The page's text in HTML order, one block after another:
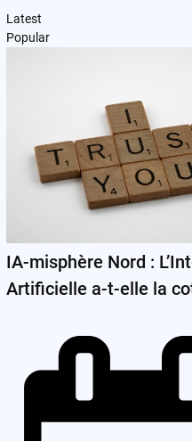
Latest
Popular
IA-misphère Nord :
Artificielle a-t-elle la